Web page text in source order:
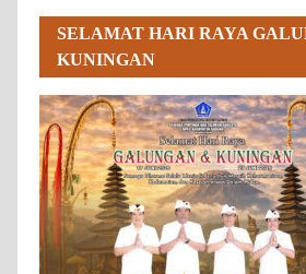
SELAMAT HARI RAYA
KUNINGAN